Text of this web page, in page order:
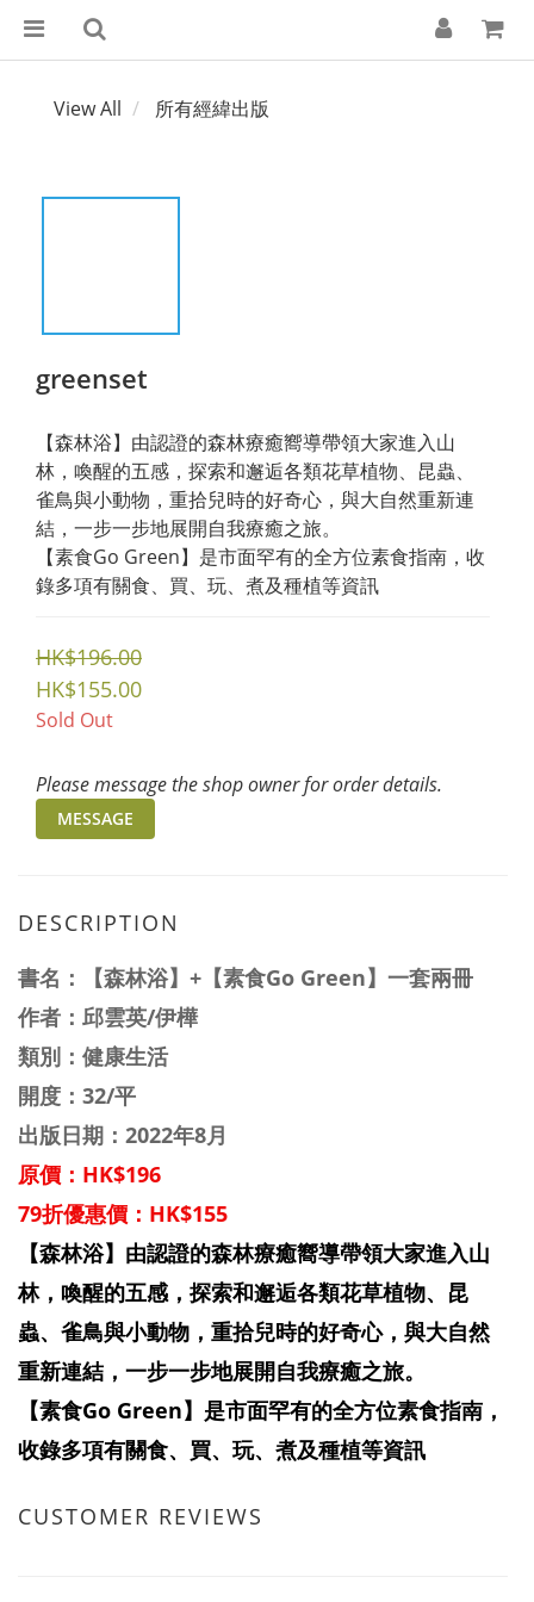
View All 所有經緯出版
greenset
【森林浴】由認證的森林療癒嚮導帶領大家進入山
林，喚醒的五感，探索和邂逅各類花草植物、昆蟲、
雀鳥與小動物，重拾兒時的好奇心，與大自然重新連
結，一步一步地展開自我療癒之旅。
【素食Go Green】是市面罕有的全方位素食指南，收
錄多項有關食、買、玩、煮及種植等資訊
HK$196.00
HK$155.00
Sold Out
Please message the shop owner for order details.
MESSAGE
DESCRIPTION
書名：【森林浴】+【素食Go Green】一套兩冊
作者：邱雲英/伊樺
類別：健康生活
開度：32/平
出版日期：2022年8月
原價：HK$196
79折優惠價：HK$155
【森林浴】由認證的森林療癒嚮導帶領大家進入山
林，喚醒的五感，探索和邂逅各類花草植物、昆
蟲、雀鳥與小動物，重拾兒時的好奇心，與大自然
重新連結，一步一步地展開自我療癒之旅。
【素食Go Green】是市面罕有的全方位素食指南，
收錄多項有關食、買、玩、煮及種植等資訊
CUSTOMER REVIEWS